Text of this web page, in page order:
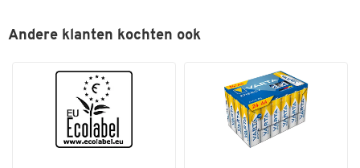
Meer informatie:
Snijcapaciteit (A4-papier): tot 8 vellen met handmatige
papierinvoer en tot 150 vellen met automatische invoer
Snijbreedte/deeltjeslengte: 4 x 38 mm
Werkbreedte: 230 mm
Maximale opvangcapaciteit: 32 l
Snijapparaat bestand tegen
Snijbreedte (mm)
Snijcapaciteit (vel)
Snijsnelheid [mm/s]
Andere klanten kochten ook